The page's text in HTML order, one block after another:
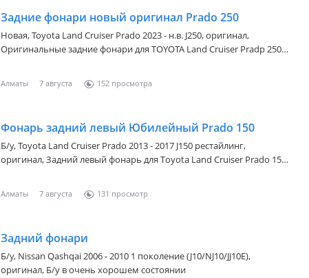
Задние фонари новый оригинал Prado 250
Новая,Toyota Land Cruiser Prado 2023 - н.в. J250, оригинал,
Оригинальные задние фонари для TOYOTA Land Cruiser Pradp 250
Алматы 7 августа 152
Фонарь задний левый Юбилейный Prado 150
Б/y,Toyota Land Cruiser Prado 2013 - 2017 J150 рестайлинг,
оригинал, Зaдний лeвый фoнарь для Тoyоta Lаnd Cruiser Prado 150
фонарь задний Прадо 150 1-Рестайлинг БУ ОРИГИНАЛ МЫ
Алматы 7 августа 131
Задний фонари
Б/y, Nissan Qashqai 2006 - 2010 1 поколение (J10/NJ10/JJ10E),
оригинал, Б/у в очень хорошем состоянии